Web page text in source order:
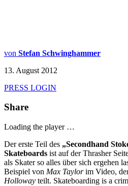
von Stefan Schwinghammer
13. August 2012
PRESS LOGIN
Share
Loading the player …
Der erste Teil des „Secondhand
Skateboards ist auf der Thrasher
als Skater so alles über sich ergehen
Beispiel von Max Taylorim Video,
Holloway teilt. Skateboarding is a